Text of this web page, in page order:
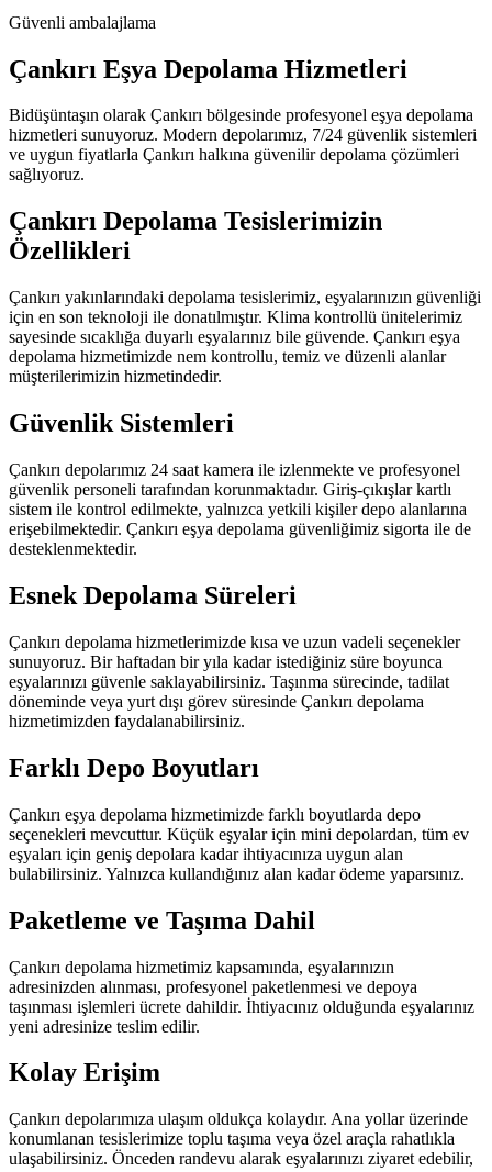
Güvenli ambalajlama
Çankırı Eşya Depolama Hizmetleri
Bidüşüntaşın olarak Çankırı bölgesinde profesyonel eşya depolama
hizmetleri sunuyoruz. Modern depolarımız, 7/24 güvenlik sistemleri
ve uygun fiyatlarla Çankırı halkına güvenilir depolama çözümleri
sağlıyoruz.
Çankırı Depolama Tesislerimizin
Özellikleri
Çankırı yakınlarındaki depolama tesislerimiz, eşyalarınızın güvenliği
için en son teknoloji ile donatılmıştır. Klima kontrollü ünitelerimiz
sayesinde sıcaklığa duyarlı eşyalarınız bile güvende. Çankırı eşya
depolama hizmetimizde nem kontrollu, temiz ve düzenli alanlar
müşterilerimizin hizmetindedir.
Güvenlik Sistemleri
Çankırı depolarımız 24 saat kamera ile izlenmekte ve profesyonel
güvenlik personeli tarafından korunmaktadır. Giriş-çıkışlar kartlı
sistem ile kontrol edilmekte, yalnızca yetkili kişiler depo alanlarına
erişebilmektedir. Çankırı eşya depolama güvenliğimiz sigorta ile de
desteklenmektedir.
Esnek Depolama Süreleri
Çankırı depolama hizmetlerimizde kısa ve uzun vadeli seçenekler
sunuyoruz. Bir haftadan bir yıla kadar istediğiniz süre boyunca
eşyalarınızı güvenle saklayabilirsiniz. Taşınma sürecinde, tadilat
döneminde veya yurt dışı görev süresinde Çankırı depolama
hizmetimizden faydalanabilirsiniz.
Farklı Depo Boyutları
Çankırı eşya depolama hizmetimizde farklı boyutlarda depo
seçenekleri mevcuttur. Küçük eşyalar için mini depolardan, tüm ev
eşyaları için geniş depolara kadar ihtiyacınıza uygun alan
bulabilirsiniz. Yalnızca kullandığınız alan kadar ödeme yaparsınız.
Paketleme ve Taşıma Dahil
Çankırı depolama hizmetimiz kapsamında, eşyalarınızın
adresinizden alınması, profesyonel paketlenmesi ve depoya
taşınması işlemleri ücrete dahildir. İhtiyacınız olduğunda eşyalarınız
yeni adresinize teslim edilir.
Kolay Erişim
Çankırı depolarımıza ulaşım oldukça kolaydır. Ana yollar üzerinde
konumlanan tesislerimize toplu taşıma veya özel araçla rahatlıkla
ulaşabilirsiniz. Önceden randevu alarak eşyalarınızı ziyaret edebilir,